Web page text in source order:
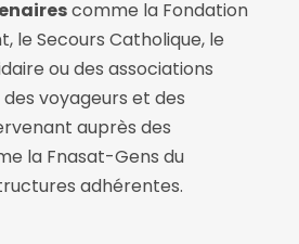
comme la Fondation
le Secours Catholique, le
ou des associations
voyageurs et des
auprès des
la Fnasat-Gens du
adhérentes.